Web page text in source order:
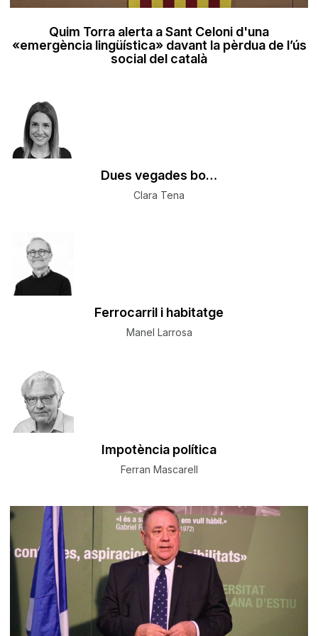
Quim Torra alerta a Sant Celoni d'una
«emergència lingüística» davant la pèrdua de l’ús
social del català
Dues vegades bo…
Clara Tena
Ferrocarril i habitatge
Manel Larrosa
Impotència política
Ferran Mascarell